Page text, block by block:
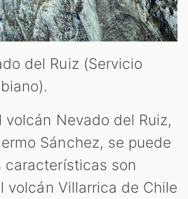
del Ruiz (Servicio
volcán Nevado del Ruiz,
Sánchez, se puede
características son
volcán Villarrica de Chile